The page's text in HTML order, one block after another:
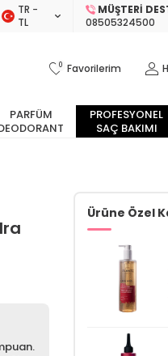
TR −
TL
MÜŞTERI
08505324500
0 Favorilerim
PARFÜM
PROFESYONEL
SAÇ BAKIMI
Ürüne Özel